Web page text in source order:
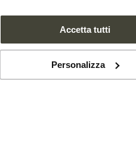
Accetta tutti
Personalizza
NEWS CONTATTI